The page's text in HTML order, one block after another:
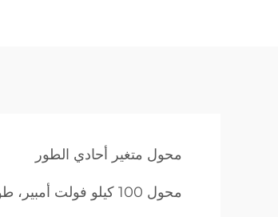
محول متغير أحادي الطور
محول 100 كيلو فولت أمبير، طور واحد